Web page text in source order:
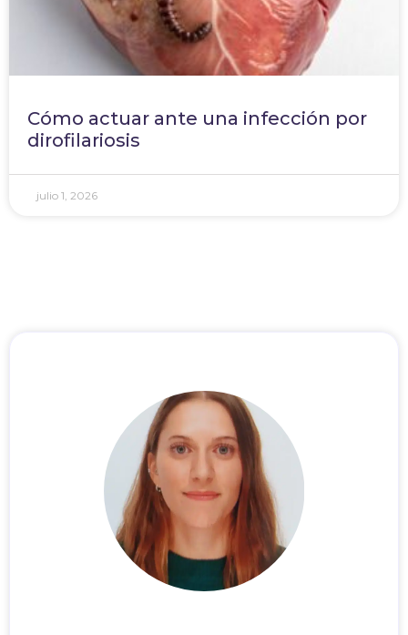
Cómo actuar ante una infección por
dirofilariosis
julio 1, 2026